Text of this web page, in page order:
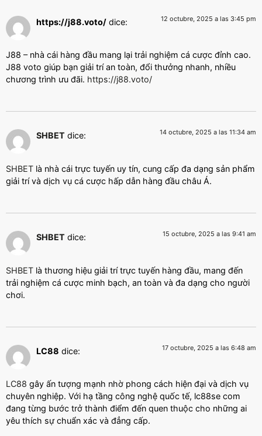
https://j88.voto/ dice: 12 octubre, 2025 a las 3:45 pm
J88 – nhà cái hàng đầu mang lại trải nghiệm cá cược đỉnh cao.
J88 voto giúp bạn giải trí an toàn, đổi thưởng nhanh, nhiều
chương trình ưu đãi. https://j88.voto/
SHBET dice: 14 octubre, 2025 a las 11:34 am
SHBET là nhà cái trực tuyến uy tín, cung cấp đa dạng sản phẩm
giải trí và dịch vụ cá cược hấp dẫn hàng đầu châu Á.
SHBET dice: 15 octubre, 2025 a las 9:41 am
SHBET là thương hiệu giải trí trực tuyến hàng đầu, mang đến
trải nghiệm cá cược minh bạch, an toàn và đa dạng cho người
chơi.
LC88 dice: 17 octubre, 2025 a las 6:48 am
LC88 gây ấn tượng mạnh nhờ phong cách hiện đại và dịch vụ
chuyên nghiệp. Với hạ tầng công nghệ quốc tế, lc88se com
đang từng bước trở thành điểm đến quen thuộc cho những ai
yêu thích sự chuẩn xác và đẳng cấp.